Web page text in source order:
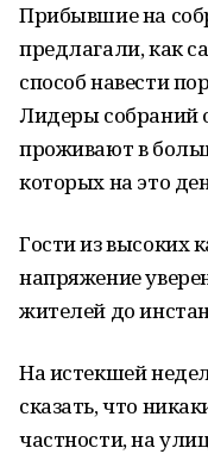
Прибывшие на
предлагали, как
способ навести
Лидеры собраний
проживают в
которых на это
Гости из высоких
напряжение
жителей до
На истекшей
сказать, что
частности, на